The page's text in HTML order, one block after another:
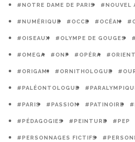
#NOTRE DAME DE PARIS #NOUVEL
#NUMÉRIQUE #OCCE #OCÉAN
#OISEAUX #OLYMPE DE GOUGES
#OMEGA #ONF #OPÉRA
#ORIGAMI #ORNITHOLOGUE
#PALÉONTOLOGUE
#PARIS #PASSION #PATINOIRE
#PÉDAGOGIES #PEINTURE #PEP
#PERSONNAGES FICTIFS